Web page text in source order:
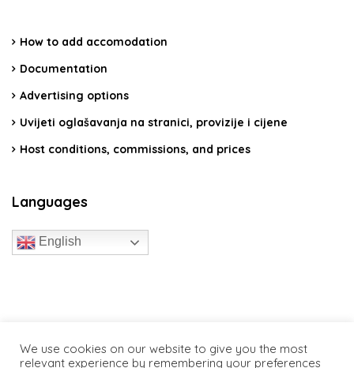
How to add accomodation
Documentation
Advertising options
Uvijeti oglašavanja na stranici, provizije i cijene
Host conditions, commissions, and prices
Languages
English
We use cookies on our website to give you the most
relevant experience by remembering your preferences